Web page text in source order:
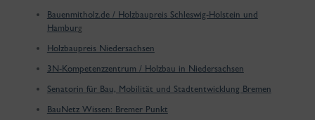
Bauenmitholz.de / Holzbaupreis Schleswig-Holstein und
Hamburg
Holzbaupreis Niedersachsen
3N-Kompetenzzentrum / Holzbau in Niedersachsen
Senatorin für Bau, Mobilität und Stadtentwicklung Bremen
BauNetz Wissen: Bremer Punkt